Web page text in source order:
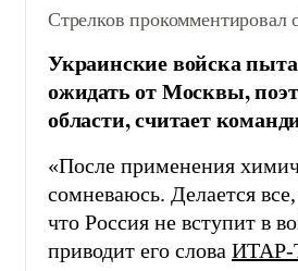
Стрелков прокомментировал
Украинские войска
ожидать от Москвы,
области, считает
«После применения
сомневаюсь. Делается
что Россия не вступит в
приводит его слова